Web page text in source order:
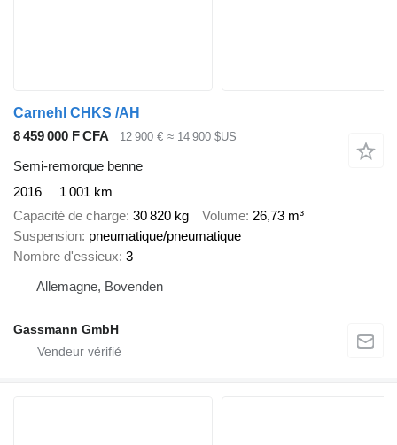
Carnehl CHKS /AH
8 459 000 F CFA
12 900 € ≈ 14 900 $US
Semi-remorque benne
2016
1 001 km
Capacité de charge 30 820 kg Volume 26,73 m³
Suspension pneumatique/pneumatique
Nombre d'essieux 3
Allemagne, Bovenden
Gassmann GmbH